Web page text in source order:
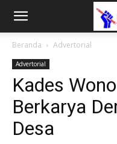
Beranda Advertorial
Advertorial
Kades
Berkarya
Desa